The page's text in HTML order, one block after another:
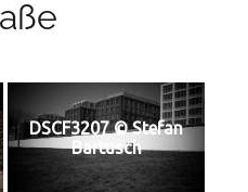
DSCF3207 © Stefan
Bartusch